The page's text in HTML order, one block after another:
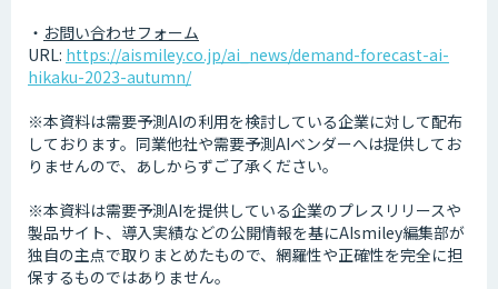
・ お問い合わせフォーム
URL: https://aismiley.co.jp/ai_news/demand-forecast-ai-
hikaku-2023-autumn/
※本資料は需要予測AIの利用を検討している企業に対して配布
しております。同業他社や需要予測AIベンダーへは提供してお
りませんので、あしからずご了承ください。
※本資料は需要予測AIを提供している企業のプレスリリースや
製品サイト、導入実績などの公開情報を基にAIsmiley編集部が
独自の主点で取りまとめたもので、網羅性や正確性を完全に担
保するものではありません。